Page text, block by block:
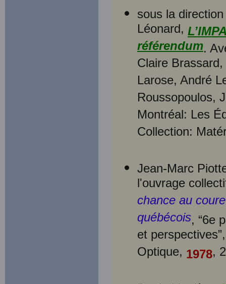
sous la
Léonard,
référendum.
Claire
Larose, André
Roussopoulos,
Montréal: Les
Collection:
Jean-Marc
l'ouvrage
chance au
québécois, “6e
et
Optique, 1978,